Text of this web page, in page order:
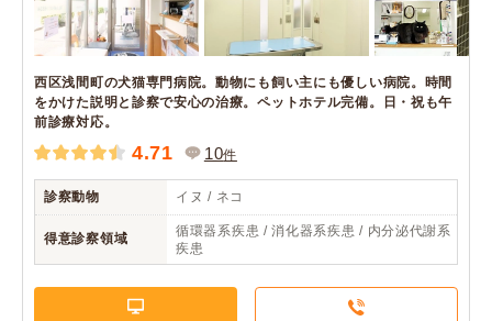
西区浅間町の犬猫専門病院。動物にも飼い主にも優しい病院。時間
をかけた説明と診察で安心の治療。ペットホテル完備。日・祝も午
前診療対応。
4.71 10件
診察動物 イヌ / ネコ
得意診察領域
循環器系疾患 / 消化器系疾患 / 内分泌代謝系
疾患